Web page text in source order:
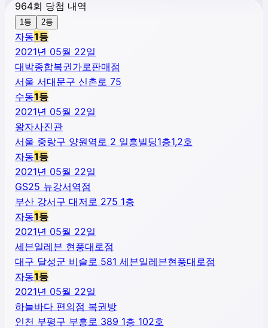
964회 당첨 내역
1등 2등
자동1등
2021년 05월 22일
대박종합복권가로판매점
서울 서대문구 신촌로 75
수동1등
2021년 05월 22일
왕자사진관
서울 중랑구 양원역로 2 일흥빌딩1층1,2호
자동1등
2021년 05월 22일
GS25 뉴강서역점
부산 강서구 대저로 275 1층
자동1등
2021년 05월 22일
세븐일레븐 현풍대로점
대구 달성군 비슬로 581 세븐일레븐현풍대로점
자동1등
2021년 05월 22일
하늘바다 편의점 복권방
인천 부평구 부흥로 389 1층 102호